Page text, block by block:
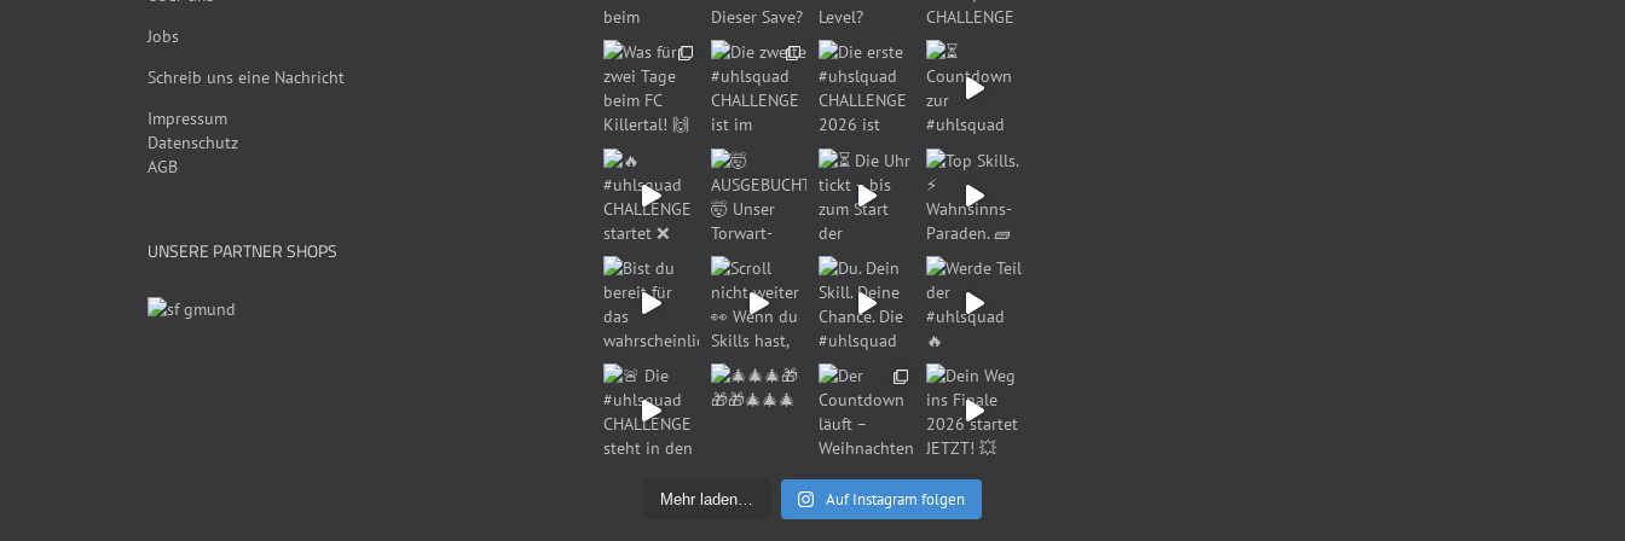
Jobs
Schreib uns eine Nachricht
Impressum
Datenschutz
AGB
UNSERE PARTNER SHOPS
Mehr laden… Auf Instagram folgen